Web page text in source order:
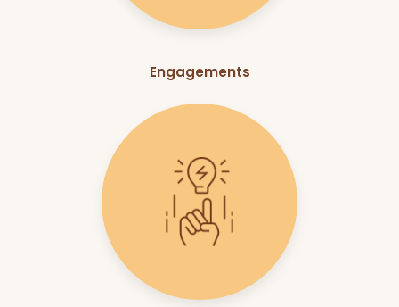
Engagements